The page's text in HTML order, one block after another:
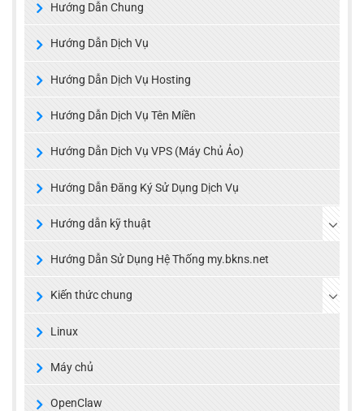
Hướng Dẫn Chung
Hướng Dẫn Dịch Vụ
Hướng Dẫn Dịch Vụ Hosting
Hướng Dẫn Dịch Vụ Tên Miền
Hướng Dẫn Dịch Vụ VPS (Máy Chủ Ảo)
Hướng Dẫn Đăng Ký Sử Dụng Dịch Vụ
Hướng dẫn kỹ thuật
Hướng Dẫn Sử Dụng Hệ Thống my.bkns.net
Kiến thức chung
Linux
Máy chủ
OpenClaw